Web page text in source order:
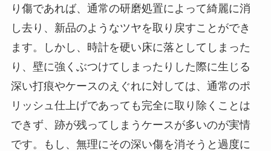
り傷であれば、通常の研磨処置によって綺麗に消
し去り、新品のようなツヤを取り戻すことができ
ます。しかし、時計を硬い床に落としてしまった
り、壁に強くぶつけてしまったりした際に生じる
深い打痕やケースのえぐれに対しては、通常のポ
リッシュ仕上げであっても完全に取り除くことは
できず、跡が残ってしまうケースが多いのが実情
です。もし、無理にその深い傷を消そうと過度に